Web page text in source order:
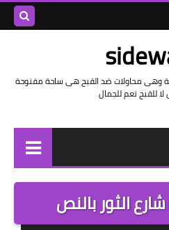
وهى محاولات ضد القبح هى ساحة مفنوحة
للقبح نعم للجمال
توثيق وتاريخ
بياناتالثور بالنص